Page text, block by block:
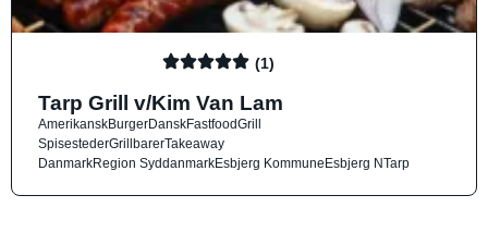
(1)
Tarp Grill v/Kim Van Lam
AmerikanskBurgerDanskFastfoodGrill
SpisestederGrillbarerTakeaway
DanmarkRegion SyddanmarkEsbjerg KommuneEsbjerg NTarp